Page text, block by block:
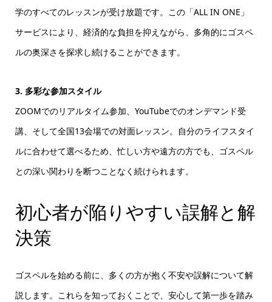
学のすべてのレッスンが受け放題です。この「ALL IN ONE」
サービスにより、経済的な負担を抑えながら、多角的にゴスペ
ルの奥深さを探求し続けることができます。
3. 多彩な参加スタイル
ZOOMでのリアルタイム参加、YouTubeでのオンデマンド受
講、そして全国13会場での対面レッスン。自分のライフスタイ
ルに合わせて選べるため、忙しい方や遠方の方でも、ゴスペル
との深い関わりを断つことなく続けられます。
初心者が陥りやすい誤解と解
決策
ゴスペルを始める前に、多くの方が抱く不安や誤解について解
説します。これらを知っておくことで、安心して第一歩を踏み